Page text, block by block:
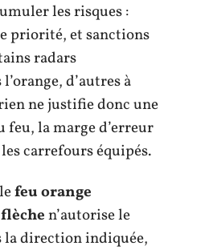
les risques :
priorité, et sanctions
radars
d’autres à
ne justifie donc une
feu, la marge d’erreur
carrefours équipés.
feu orange
n’autorise le
la direction indiquée,